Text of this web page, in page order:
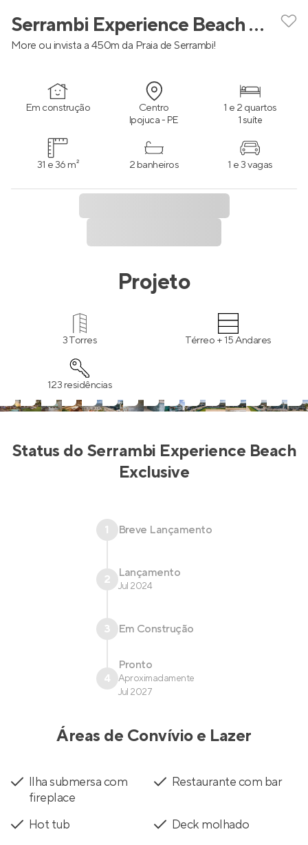
Serrambi Experience Beach Exclusive
More ou invista a 450m da Praia de Serrambi!
Em construção Centro
Ipojuca - PE
1 e 2 quartos
1 suíte
31 e 36 m² 2 banheiros 1 e 3 vagas
Projeto
3 Torres Térreo + 15 Andares
123 residências
Status doSerrambi Experience Beach
Exclusive
1 Breve Lançamento
2 Lançamento
Jul 2024
3 Em Construção
4
Pronto
Aproximadamente
Jul 2027
Áreas de Convívio e Lazer
Ilha submersa com
fireplace
Restaurante com bar
Hot tub
Deck molhado